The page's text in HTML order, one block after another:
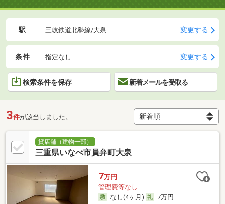
駅 三岐鉄道北勢線/大泉 変更する
条件 指定なし 変更する
検索条件を保存 新着メールを受取る
3件が該当しました。
貸店舗（建物一部）
三重県いなべ市員弁町大泉
7万円
管理費等なし
なし(4ヶ月)
7万円